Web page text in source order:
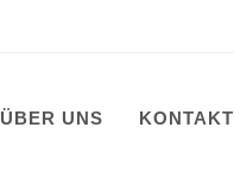
ÜBER UNS KONTAKT